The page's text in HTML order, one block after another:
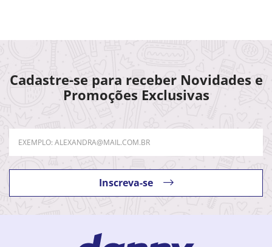
Cadastre-se para receber Novidades e
Promoções Exclusivas
Inscreva-se